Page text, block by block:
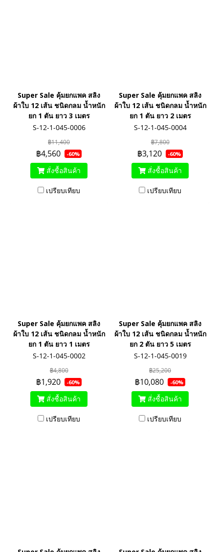
Super Sale คุ้มยกแพค สลิง
ผ้าใบ 12 เส้น ชนิดกลม น้ำหนัก
ยก 1 ตัน ยาว 3 เมตร
S-12-1-045-0006
฿11,400
฿4,560 -60%
สั่งซื้อสินค้า
เปรียบเทียบ
Super Sale คุ้มยกแพค สลิง
ผ้าใบ 12 เส้น ชนิดกลม น้ำหนัก
ยก 1 ตัน ยาว 2 เมตร
S-12-1-045-0004
฿7,800
฿3,120 -60%
สั่งซื้อสินค้า
เปรียบเทียบ
Super Sale คุ้มยกแพค สลิง
ผ้าใบ 12 เส้น ชนิดกลม น้ำหนัก
ยก 1 ตัน ยาว 1 เมตร
S-12-1-045-0002
฿4,800
฿1,920 -60%
สั่งซื้อสินค้า
เปรียบเทียบ
Super Sale คุ้มยกแพค สลิง
ผ้าใบ 12 เส้น ชนิดกลม น้ำหนัก
ยก 2 ตัน ยาว 5 เมตร
S-12-1-045-0019
฿25,200
฿10,080 -60%
สั่งซื้อสินค้า
เปรียบเทียบ